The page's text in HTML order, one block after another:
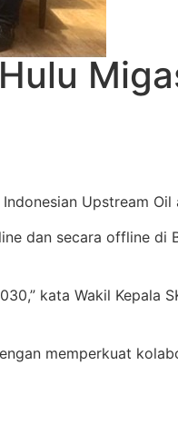
nesian Upstream Oil
dan secara offline di
,” kata Wakil Kepala
memperkuat